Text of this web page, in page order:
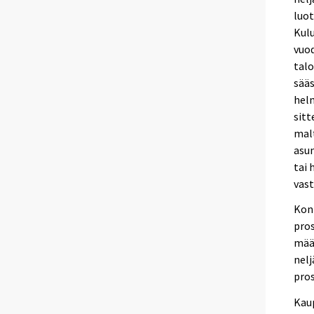
tai